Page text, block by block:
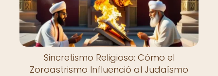
Sincretismo Religioso: Cómo el
Zoroastrismo Influenció al Judaísmo